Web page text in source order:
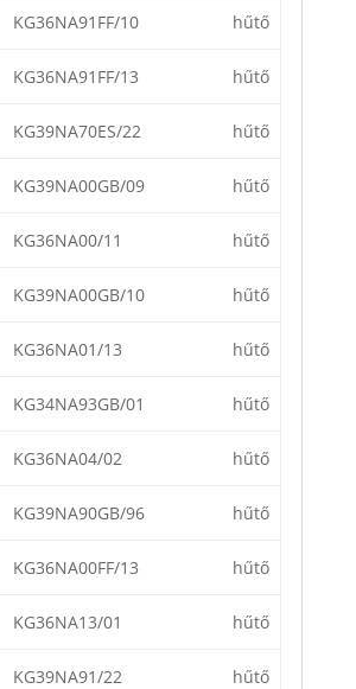
KG36NA91FF/10 hűtő
KG36NA91FF/13 hűtő
KG39NA70ES/22 hűtő
KG39NA00GB/09 hűtő
KG36NA00/11 hűtő
KG39NA00GB/10 hűtő
KG36NA01/13 hűtő
KG34NA93GB/01 hűtő
KG36NA04/02 hűtő
KG39NA90GB/96 hűtő
KG36NA00FF/13 hűtő
KG36NA13/01 hűtő
KG39NA91/22 hűtő